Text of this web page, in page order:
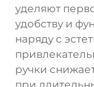
уделяют
удобству и
наряду с
ручки
при